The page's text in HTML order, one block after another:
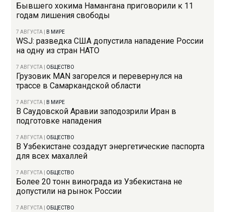
Бывшего хокима Намангана приговорили к 11
годам лишения свободы
7 АВГУСТА В МИРЕ
WSJ: разведка США допустила нападение России
на одну из стран НАТО
7 АВГУСТА ОБЩЕСТВО
Грузовик MAN загорелся и перевернулся на
трассе в Самаркандской области
7 АВГУСТА В МИРЕ
В Саудовской Аравии заподозрили Иран в
подготовке нападения
7 АВГУСТА ОБЩЕСТВО
В Узбекистане создадут энергетические паспорта
для всех махаллей
7 АВГУСТА ОБЩЕСТВО
Более 20 тонн винограда из Узбекистана не
допустили на рынок России
7 АВГУСТА ОБЩЕСТВО